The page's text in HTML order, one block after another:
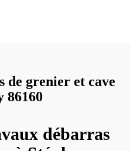
de grenier et cave
86160
débarras